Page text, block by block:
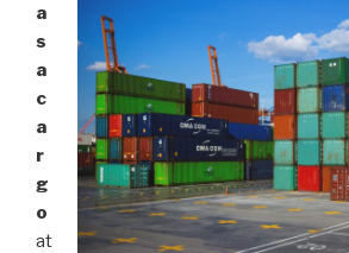
a
s
a
c
a
r
g
o
at